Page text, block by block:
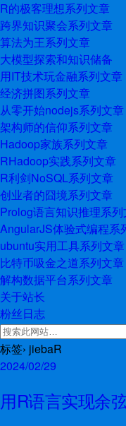
R的极客理想系列文章
跨界知识聚会系列文章
算法为王系列文章
大模型探索和知识储备
用IT技术玩金融系列文章
经济拼图系列文章
从零开始nodejs系列文章
架构师的信仰系列文章
Hadoop家族系列文章
RHadoop实践系列文章
R利剑NoSQL系列文章
创业者的囧境系列文章
Prolog语言知识推理系
AngularJS体验式编程系
ubuntu实用工具系列文章
比特币吸金之道系列文章
解构数据平台系列文章
关于站长
粉丝日志
标签› jiebaR
2024/02/29
用R语言实现余